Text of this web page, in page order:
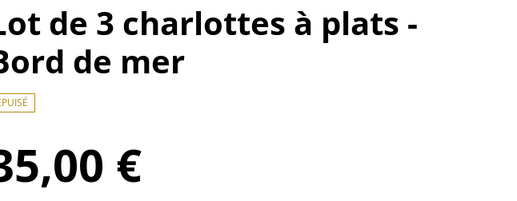
de 3 charlottes à plats -
de mer
€